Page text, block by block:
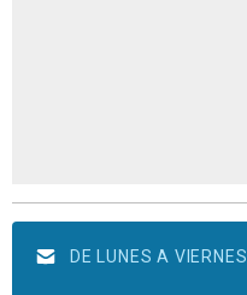
DE LUNES A VIERNES